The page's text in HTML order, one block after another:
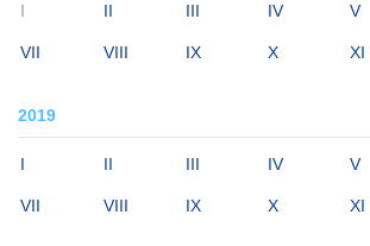
I II III IV V
VII VIII IX X XI
2019
I II III IV V
VII VIII IX X XI